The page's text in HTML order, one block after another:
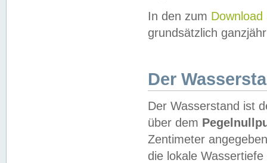
In den zum Download
grundsätzlich
Der
Der Wasserstand ist
über dem
Zentimeter
die lokale